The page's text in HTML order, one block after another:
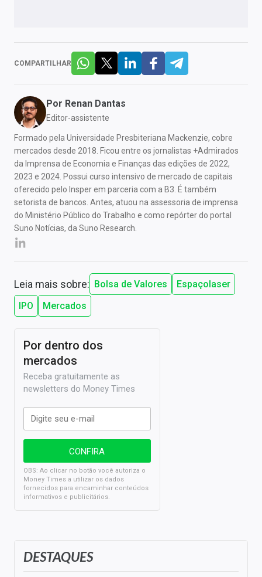
COMPARTILHAR
Por Renan Dantas
Editor-assistente
Formado pela Universidade Presbiteriana Mackenzie, cobre
mercados desde 2018. Ficou entre os jornalistas +Admirados
da Imprensa de Economia e Finanças das edições de 2022,
2023 e 2024. Possui curso intensivo de mercado de capitais
oferecido pelo Insper em parceria com a B3. É também
setorista de bancos. Antes, atuou na assessoria de imprensa
do Ministério Público do Trabalho e como repórter do portal
Suno Notícias, da Suno Research.
Leia mais sobre: Bolsa de Valores
Espaçolaser
IPO
Mercados
DESTAQUES
Por dentro dos
mercados
Receba gratuitamente as
newsletters do Money Times
OBS: Ao clicar no botão você autoriza o
Money Times a utilizar os dados
fornecidos para encaminhar conteúdos
informativos e publicitários.